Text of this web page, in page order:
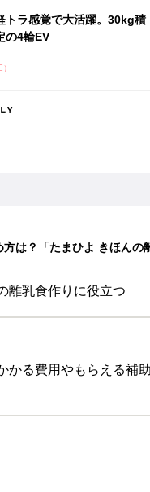
離乳食作りに役立つ
かる費用やもらえる補助
も服販売員ライター激推し★
の興味を取り戻した話『ふ
芸」的テクも